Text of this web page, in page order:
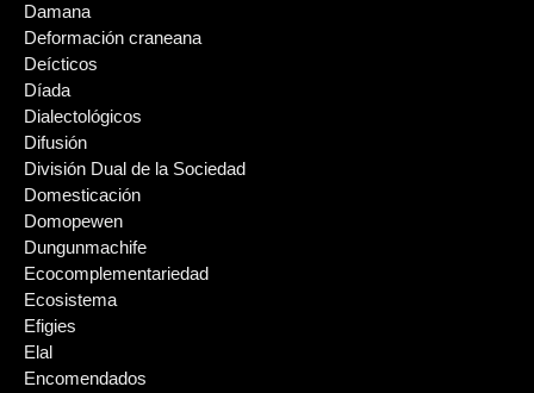
Damana
Deformación craneana
Deícticos
Díada
Dialectológicos
Difusión
División Dual de la Sociedad
Domesticación
Domopewen
Dungunmachife
Ecocomplementariedad
Ecosistema
Efigies
Elal
Encomendados